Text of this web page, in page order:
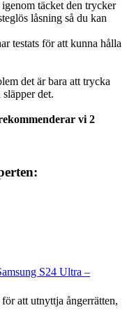
täcket den trycker
låsning så du kan
testats för att kunna hålla
det är bara att trycka
det.
vi 2
att utnyttja ångerrätten,
S24 Ultra –